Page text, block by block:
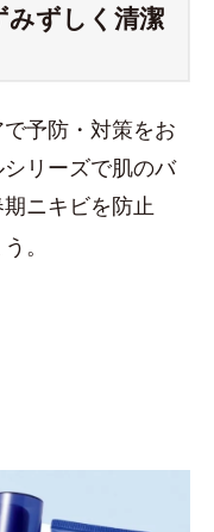
みずしく清潔
予防・対策をお
リーズで肌のバ
ニキビを防止
。